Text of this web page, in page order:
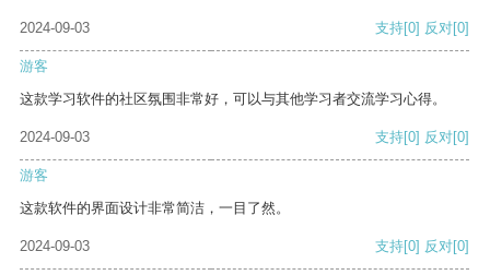
2024-09-03 支持[0] 反对[0]
游客
这款学习软件的社区氛围非常好，可以与其他学习者交流学习心得。
2024-09-03 支持[0] 反对[0]
游客
这款软件的界面设计非常简洁，一目了然。
2024-09-03 支持[0] 反对[0]